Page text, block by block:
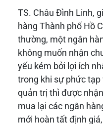
TS. Châu Đình Linh,
hàng Thành phố Hồ
thường, một ngân
không muốn nhận
yếu kém bởi lợi ích
trong khi sự phức tạp
quản trị thì được
mua lại các ngân
mới hoàn tất định